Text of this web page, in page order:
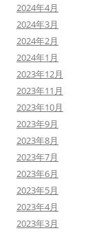
2024年4月
2024年3月
2024年2月
2024年1月
2023年12月
2023年11月
2023年10月
2023年9月
2023年8月
2023年7月
2023年6月
2023年5月
2023年4月
2023年3月